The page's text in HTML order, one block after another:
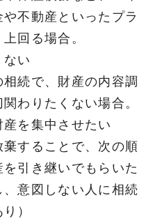
不動産といったプラ
回る場合。
い
続で、財産の内容調
わりたくない場合。
を集中させたい
することで、次の順
引き継いでもらいた
意図しない人に相続
）